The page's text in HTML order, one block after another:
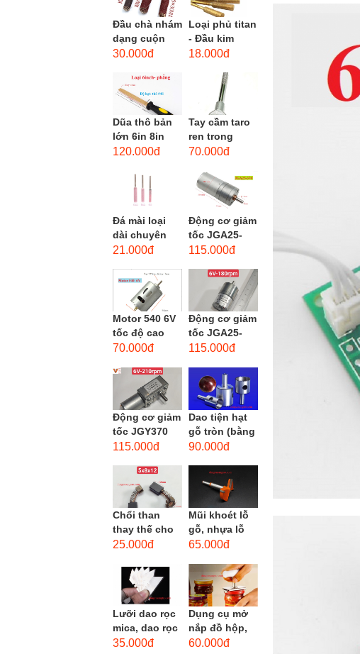
Đầu chà nhám
dạng cuộn
loại dài gắn
cốt 3mm
đầu...
30.000đ
Loại phủ titan
- Đầu kim
cương hình
(mũi mài...
18.000đ
Dũa thô bản
lớn 6in 8in
phẳng - độ
120.000đ
Tay cầm taro
ren trong
dùng cho mũi
M12
70.000đ
Đá mài loại
dài chuyên
dùng mài
loại, đá mài
cạnh,...
21.000đ
Động cơ giảm
tốc JGA25-
370 3-12 VDC.
mini JGA25-
115.000đ
Motor 540 6V
tốc độ cao
20.000 vòng/
torque
70.000đ
Động cơ giảm
tốc JGA25-
310 6-12 VDC.
mini JGA25-
310
115.000đ
Động cơ giảm
tốc JGY370
DC bánh răng
men xoắn
cao...
115.000đ
Dao tiện hạt
gỗ tròn (bằng
thép trắng)
90.000đ
Chổi than
thay thế cho
động cơ, chổi
motor máy
khoan,...
25.000đ
Mũi khoét lỗ
gỗ, nhựa lỗ
lớn D40mm-
opener)
65.000đ
Lưỡi dao rọc
mica, dao rọc
cáp hình
35.000đ
Dụng cụ mở
nắp đồ hộp,
mở nắp lon
60.000đ